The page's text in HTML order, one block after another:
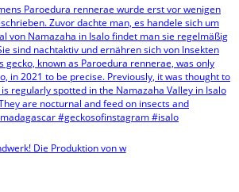
Die Produktion von w